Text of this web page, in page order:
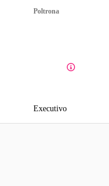
Poltrona
Executivo